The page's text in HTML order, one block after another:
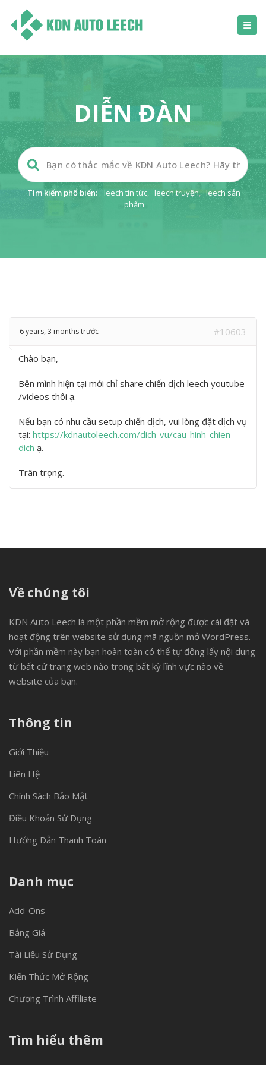
DIỄN ĐÀN
Tìm kiếm phổ biến: leech tin tức, leech truyện, leech sản
phẩm
6 years, 3 months trước #10603
Chào bạn,
Bên mình hiện tại mới chỉ share chiến dịch leech youtube
/videos thôi ạ.
Nếu bạn có nhu cầu setup chiến dịch, vui lòng đặt dịch vụ
tại: https://kdnautoleech.com/dich-vu/cau-hinh-chien-
dich ạ.
Trân trọng.
Về chúng tôi
KDN Auto Leech là một phần mềm mở rộng được cài đặt và
hoạt động trên website sử dụng mã nguồn mở WordPress.
Với phần mềm này bạn hoàn toàn có thể tự động lấy nội dung
từ bất cứ trang web nào trong bất kỳ lĩnh vực nào về
website của bạn.
Thông tin
Giới Thiệu
Liên Hệ
Chính Sách Bảo Mật
Điều Khoản Sử Dụng
Hướng Dẫn Thanh Toán
Danh mục
Add-Ons
Bảng Giá
Tài Liệu Sử Dụng
Kiến Thức Mở Rộng
Chương Trình Affiliate
Tìm hiểu thêm